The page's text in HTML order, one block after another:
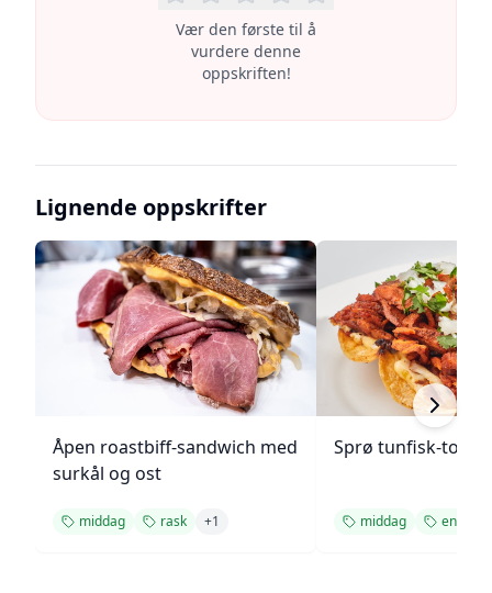
Vær den første til å
vurdere denne
oppskriften!
Lignende oppskrifter
Åpen roastbiff-sandwich med
surkål og ost
middag rask +1
Sprø tunfisk-
middag enkel